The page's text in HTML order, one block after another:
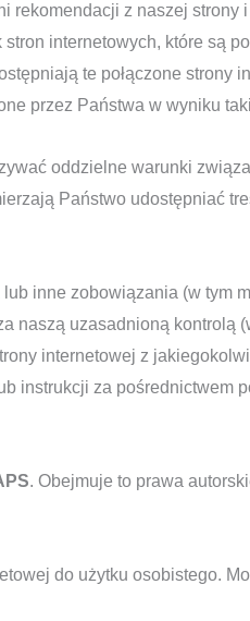
rekomendacji z naszej
internetowych, które są
te połączone strony
przez Państwa w wyniku
oddzielne warunki
Państwo udostępniać
inne zobowiązania (w tym
naszą uzasadnioną kontrolą
internetowej z
instrukcji za pośrednictwem
. Obejmuje to prawa
do użytku osobistego.